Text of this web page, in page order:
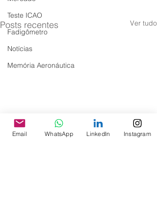
Teste ICAO
Fadigômetro
Notícias
Memória Aeronáutica
Posts recentes Ver tudo
Email WhatsApp LinkedIn Instagram